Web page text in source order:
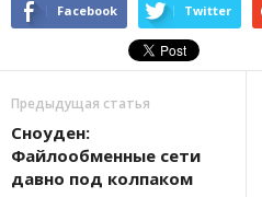
Facebook Twitter
Предыдущая статья
Сноуден:
Файлообменные сети
давно под колпаком